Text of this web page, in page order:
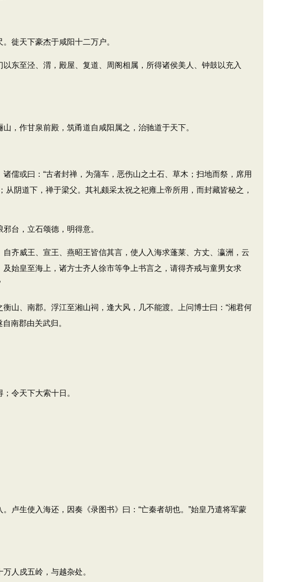
徙天下豪杰于咸阳十二万户。
至泾、渭，殿屋、复道、周阁相属，所得诸侯美人、钟鼓以充入
作甘泉前殿，筑甬道自咸阳属之，治驰道于天下。
或曰：“古者封禅，为蒲车，恶伤山之土石、草木；扫地而祭，席用
阴道下，禅于梁父。其礼颇采太祝之祀雍上帝所用，而封藏皆秘之，
台，立石颂德，明得意。
威王、宣王、燕昭王皆信其言，使人入海求蓬莱、方丈、瀛洲，云
始皇至海上，诸方士齐人徐市等争上书言之，请得齐戒与童男女求
、南郡。浮江至湘山祠，逢大风，几不能渡。上问博士曰：“湘君何
南郡由关武归。
令天下大索十日。
生使入海还，因奏《录图书》曰：“亡秦者胡也。”始皇乃遣将军蒙
人戍五岭，与越杂处。